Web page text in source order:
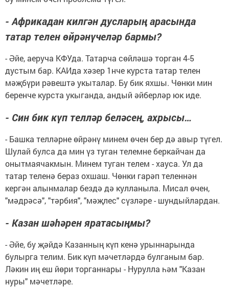
- Африкадан килгән дусларың арасында
татар телен өйрәнүчеләр бармы?
- Әйе, аеруча КФУда. Татарча сөйләшә торган 4-5
дустым бар. КАИда хәзер 1нче курста татар телен
мәҗбүри рәвештә укыталар. Бу бик яхшы. Чөнки мин
беренче курста укыганда, андый әйберләр юк иде.
- Син бик күп телләр беләсең, ахрысы…
- Башка телләрне өйрәнү минем өчен бер дә авыр түгел.
Шулай булса да мин үз туган телемне беркайчан да
онытмаячакмын. Минем туган телем - хауса. Ул да
татар теленә бераз охшаш. Чөнки гарәп теленнән
кергән алынмалар бездә дә кулланыла. Мисал өчен,
"мәдрәсә", "тәрбия", "мәҗлес" сүзләре - шундыйлардан.
- Казан шәһәрен яратасыңмы?
- Әйе, бу җәйдә Казанның күп кенә урыннарында
булырга телим. Бик күп мәчетләрдә булганым бар.
Ләкин иң еш йөри торганнары - Нурулла һәм "Казан
нуры" мәчетләре.